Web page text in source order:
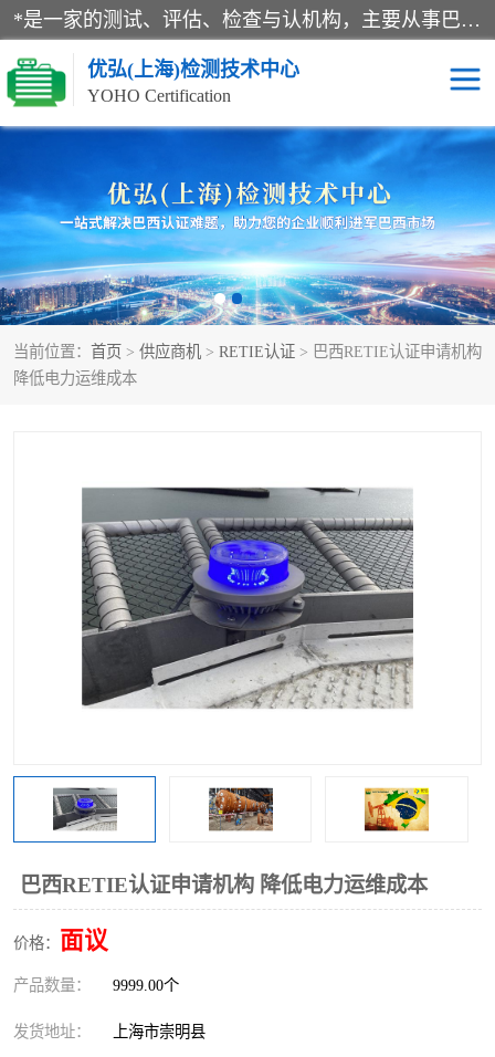
*是一家的测试、评估、检查与认机构，主要从事巴西NR10认证、NR12认证、NR13认证；ANATEL认证、INMTRO认证，欧盟CE认证：MD认证，PED认证，MID认证，ATEX认证，德国蓝色天使认证。
优弘(上海)检测技术中心
YOHO Certification
当前位置： 首页 > 供应商机 > RETIE认证 > 巴西RETIE认证申请机构
降低电力运维成本
巴西RETIE认证申请机构 降低电力运维成本
价格： 面议
产品数量： 9999.00个
发货地址： 上海市崇明县
RECYCLASS认证 NR10认证
NR12认证 NR13认证
ART认证 巴西NR认证
巴西认证 RETIE认证